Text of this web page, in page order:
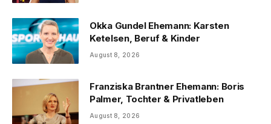
Okka Gundel Ehemann: Karsten
Ketelsen, Beruf & Kinder
August 8, 2026
Franziska Brantner Ehemann: Boris
Palmer, Tochter & Privatleben
August 8, 2026